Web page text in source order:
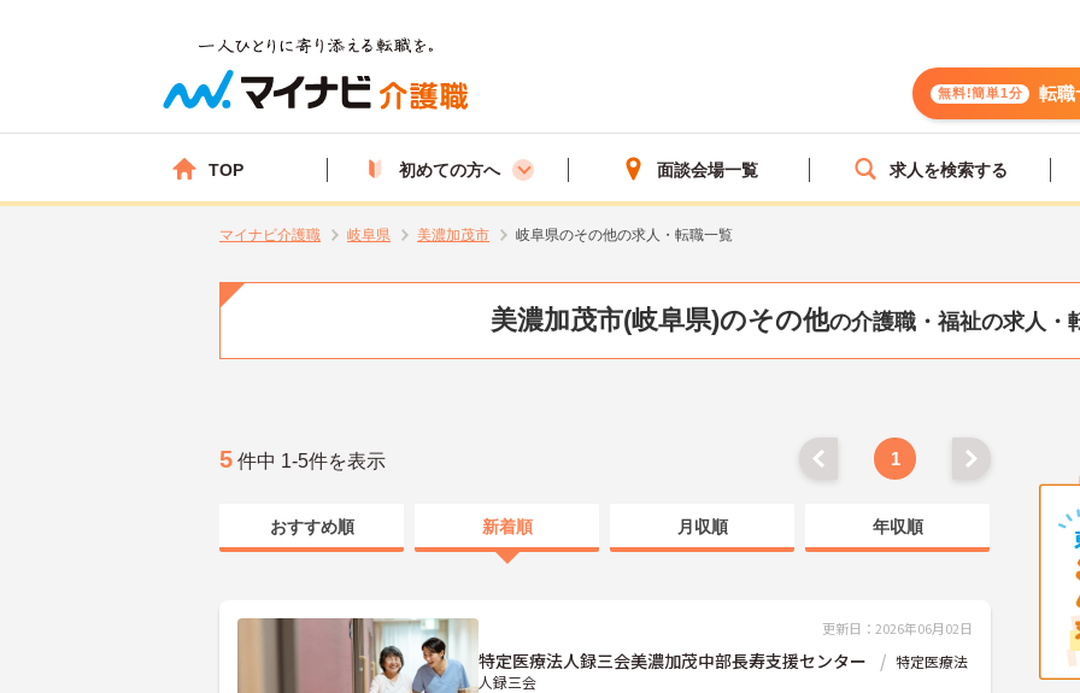
無料!簡単1分 転職
TOP 初めての方へ 面談会場一覧 求人を検索する
マイナビ介護職 岐阜県 美濃加茂市 岐阜県のその他の求人・転職一覧
美濃加茂市(岐阜県)のその他の介護職・福祉の求人・
5 件中 1-5件を表示 1
おすすめ順 新着順 月収順 年収順
更新日：2026年06月02日
特定医療法人録三会美濃加茂中部長寿支援センター
特定医療法
人録三会